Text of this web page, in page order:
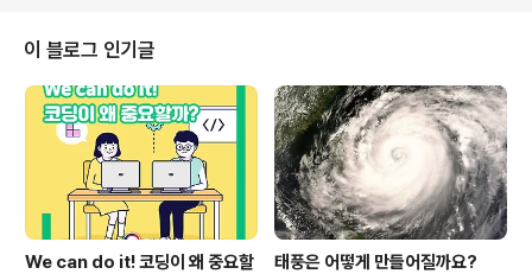
께서 꿈꾸는 미래학교의 모습은 또 무엇인지 궁금하다면
지금 바로 영상 시청해주세요! #2022 #개정 #교육과정
#필요성 #인재 #양성 #고교학점제 #미래 #기초소양 #강
화 # 고등학교 #교사 #인터뷰 #교육부​​​​​​​​​​​​​ #2021년​​​​​​​​ #국민​
서포터즈​​​​​​​​ 2022 개정 교..
이 블로그 인기글
We can do it! 코딩이 왜 중요할
태풍은 어떻게 만들어질까요?